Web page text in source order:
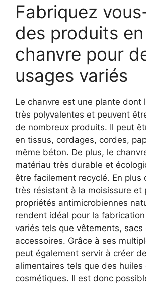
Fabriquez
des produits en
chanvre pour
usages variés
Le chanvre est une plante dont
très polyvalentes et peuvent
de nombreux produits. Il peut
en tissus, cordages, cordes,
même béton. De plus, le
matériau très durable et
être facilement recyclé. En plus
très résistant à la moisissure et
propriétés antimicrobiennes
rendent idéal pour la
variés tels que vêtements, sacs
accessoires. Grâce à ses
peut également servir à créer
alimentaires tels que des huiles
cosmétiques. Il est donc